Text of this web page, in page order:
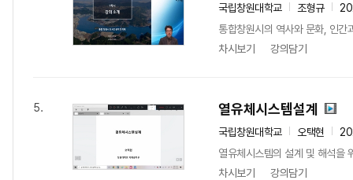
국립창원대학교 조형규
통합창원시의 역사와 문화, 인간
차시보기
강의담기
5. 열유체시스템설계
국립창원대학교 오택현
열유체시스템의 설계 및 해석을
차시보기
강의담기